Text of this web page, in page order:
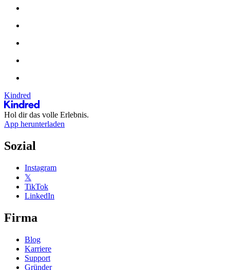
Kindred
Hol dir das volle Erlebnis.
App herunterladen
Sozial
Instagram
𝕏
TikTok
LinkedIn
Firma
Blog
Karriere
Support
Gründer